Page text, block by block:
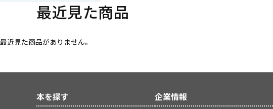
最近見た商品
最近見た商品がありません。
本を探す 企業情報